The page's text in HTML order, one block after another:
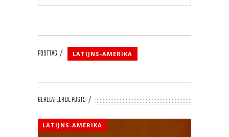
POSTTAG LATIJNS-AMERIKA
GERELATEERDE POSTS
LATIJNS-AMERIKA